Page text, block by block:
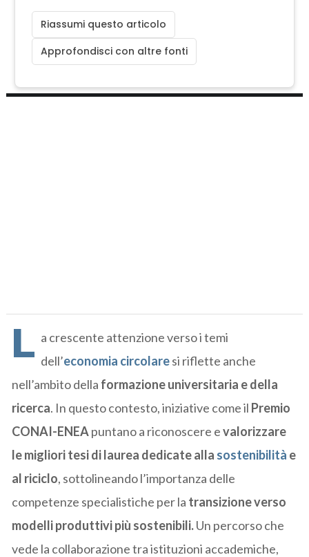
Riassumi questo articolo
Approfondisci con altre fonti
L a crescente attenzione verso i temi
dell’economia circolaresi riflette anche
nell’ambito della formazione universitaria e della
ricerca. In questo contesto, iniziative come il Premio
CONAI-ENEApuntano a riconoscere evalorizzare
le migliori tesi di laurea dedicate alla sostenibilità e
al riciclo, sottolineando l’importanza delle
competenze specialistiche per la transizione verso
modelli produttivi più sostenibili.Un percorso che
vede la collaborazione tra istituzioni accademiche,